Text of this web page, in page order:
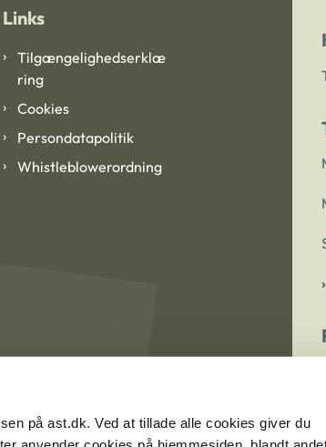
på ast.dk. Ved at tillade alle cookies giver du
Links
Tilgængelighedserklæ
ring
Cookies
Persondatapolitik
Whistleblowerordning